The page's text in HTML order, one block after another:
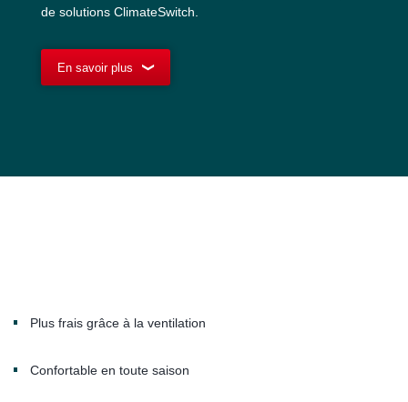
de solutions ClimateSwitch.
En savoir plus
Plus frais grâce à la ventilation
Confortable en toute saison